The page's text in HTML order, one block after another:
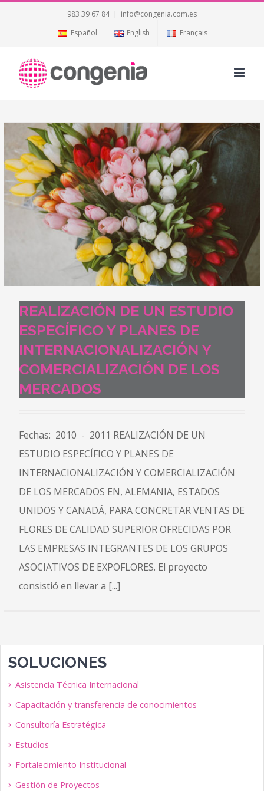
983 39 67 84 | info@congenia.com.es
Español
English Français
REALIZACIÓN DE UN ESTUDIO
ESPECÍFICO Y PLANES DE
INTERNACIONALIZACIÓN Y
COMERCIALIZACIÓN DE LOS
MERCADOS
Fechas: 2010 - 2011 REALIZACIÓN DE UN
ESTUDIO ESPECÍFICO Y PLANES DE
INTERNACIONALIZACIÓN Y COMERCIALIZACIÓN
DE LOS MERCADOS EN, ALEMANIA, ESTADOS
UNIDOS Y CANADÁ, PARA CONCRETAR VENTAS DE
FLORES DE CALIDAD SUPERIOR OFRECIDAS POR
LAS EMPRESAS INTEGRANTES DE LOS GRUPOS
ASOCIATIVOS DE EXPOFLORES. El proyecto
consistió en llevar a [...]
SOLUCIONES
Asistencia Técnica Internacional
Capacitación y transferencia de conocimientos
Consultoría Estratégica
Estudios
Fortalecimiento Institucional
Gestión de Proyectos